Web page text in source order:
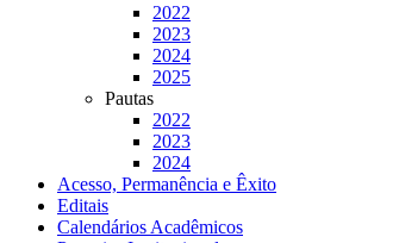
2022
2023
2024
2025
Pautas
2022
2023
2024
Acesso, Permanência e Êxito
Editais
Calendários Acadêmicos